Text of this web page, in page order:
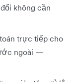
không cần
trực tiếp cho
ngoài —